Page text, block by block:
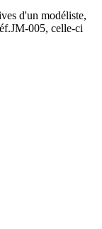
d'un modéliste,
005, celle-ci